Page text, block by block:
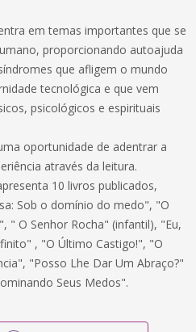
em temas importantes que se
proporcionando autoajuda
que afligem o mundo
tecnológica e que vem
psicológicos e espirituais
oportunidade de adentrar a
através da leitura.
10 livros publicados,
Sob o domínio do medo", "O
" O Senhor Rocha" (infantil), "Eu,
, "O Último Castigo!", "O
"Posso Lhe Dar Um Abraço?"
Seus Medos".